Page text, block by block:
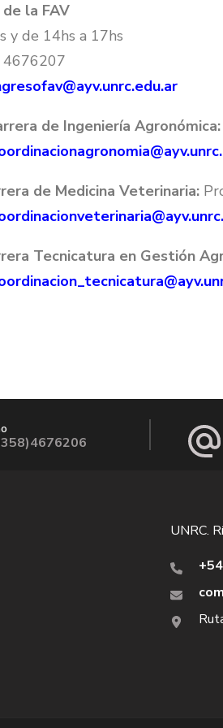
la FAV
y de 14hs a 17hs
de Ingeniería Agronómica:
de Medicina Veterinaria:
Tecnicatura en Gestión
UNRC.